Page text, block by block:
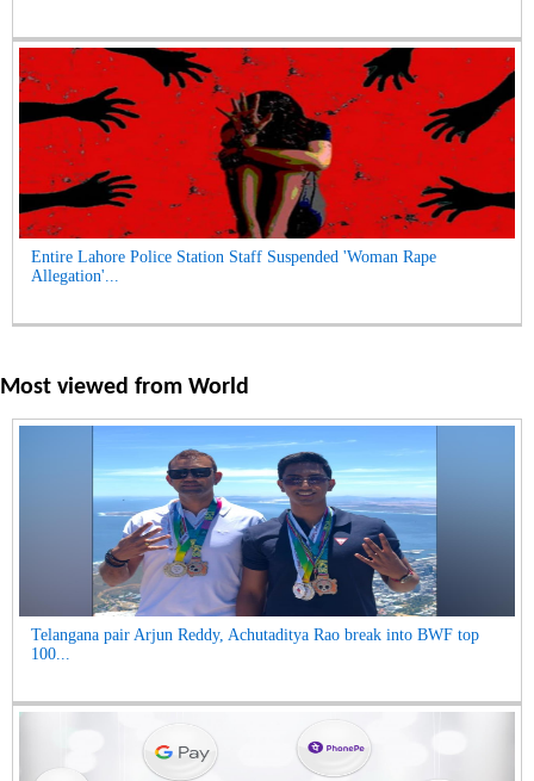
Entire Lahore Police Station Staff Suspended 'Woman Rape
Allegation'...
Most viewed from World
Telangana pair Arjun Reddy, Achutaditya Rao break into BWF top
100...